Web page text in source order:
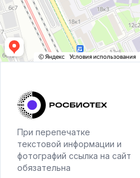
При перепечатке
текстовой информации и
фотографий ссылка на сайт
обязательна